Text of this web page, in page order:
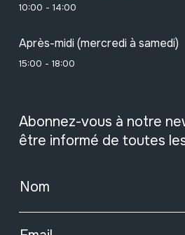
10:00 - 14:00
Après-midi (mercredi à samedi)
15:00 - 18:00
Abonnez-vous à notre
être informé de toutes
Nom